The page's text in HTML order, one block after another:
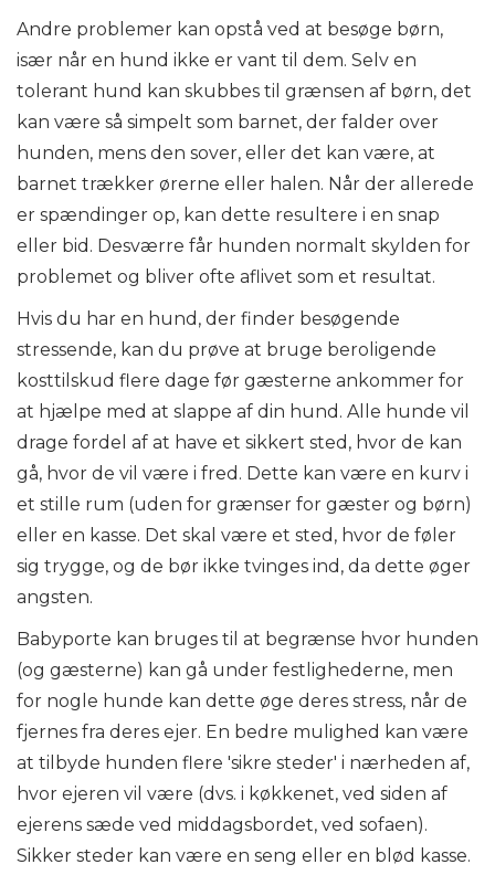
Andre problemer kan opstå ved at besøge børn,
især når en hund ikke er vant til dem. Selv en
tolerant hund kan skubbes til grænsen af ​​børn, det
kan være så simpelt som barnet, der falder over
hunden, mens den sover, eller det kan være, at
barnet trækker ørerne eller halen. Når der allerede
er spændinger op, kan dette resultere i en snap
eller bid. Desværre får hunden normalt skylden for
problemet og bliver ofte aflivet som et resultat.
Hvis du har en hund, der finder besøgende
stressende, kan du prøve at bruge beroligende
kosttilskud flere dage før gæsterne ankommer for
at hjælpe med at slappe af din hund. Alle hunde vil
drage fordel af at have et sikkert sted, hvor de kan
gå, hvor de vil være i fred. Dette kan være en kurv i
et stille rum (uden for grænser for gæster og børn)
eller en kasse. Det skal være et sted, hvor de føler
sig trygge, og de bør ikke tvinges ind, da dette øger
angsten.
Babyporte kan bruges til at begrænse hvor hunden
(og gæsterne) kan gå under festlighederne, men
for nogle hunde kan dette øge deres stress, når de
fjernes fra deres ejer. En bedre mulighed kan være
at tilbyde hunden flere 'sikre steder' i nærheden af,
hvor ejeren vil være (dvs. i køkkenet, ved siden af ​​
ejerens sæde ved middagsbordet, ved sofaen).
Sikker steder kan være en seng eller en blød kasse.